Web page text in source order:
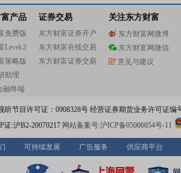
产品
免费版
Level-2
策略版
助理
融终端
证券交易
东方财富证券开户
东方财富在线交易
东方财富证券交易
关注东方财富
东方财富网微博
东方财富网微信
意见与建议
听节目许可证：0908328号 经营证券期货业务许可证编
证:沪B2-20070217 网站备案号:沪ICP备05006054号-11
可持续发展 广告服务 供应商平台